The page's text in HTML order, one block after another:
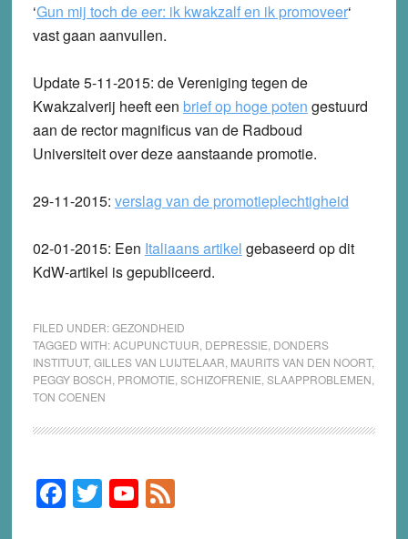
‘Gun mij toch de eer: ik kwakzalf en ik promoveer‘
vast gaan aanvullen.
Update 5-11-2015: de Vereniging tegen de
Kwakzalverij heeft een brief op hoge poten gestuurd
aan de rector magnificus van de Radboud
Universiteit over deze aanstaande promotie.
29-11-2015: verslag van de promotieplechtigheid
02-01-2015: Een Italiaans artikel gebaseerd op dit
KdW-artikel is gepubliceerd.
FILED UNDER:GEZONDHEID
TAGGED WITH:ACUPUNCTUUR DEPRESSIE DONDERS
INSTITUUT, GILLES VAN LUIJTELAAR MAURITS VAN DEN NOORT,
PEGGY BOSCH PROMOTIE SCHIZOFRENIE SLAAPPROBLEMEN
TON COENEN
Primary
Sidebar
F T Y F